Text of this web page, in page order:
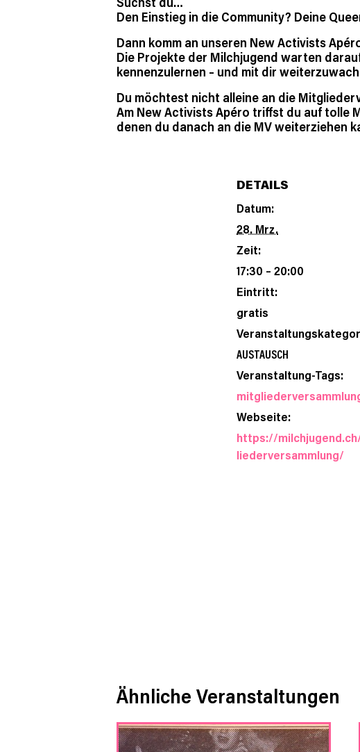
Den Einstieg in die Community? Deine
Dann komm an unseren New Activists
Die Projekte der Milchjugend warten
kennenzulernen – und mit dir
Du möchtest nicht alleine an die
Am New Activists Apéro triffst du auf tolle
denen du danach an die MV weiterziehen
DETAILS
Datum:
28. Mrz.
Zeit:
17:30 – 20:00
Eintritt:
gratis
AUSTAUSCH
Veranstaltung-Tags:
Webseite:
https://
liederversammlung/
Ähnliche Veranstaltungen